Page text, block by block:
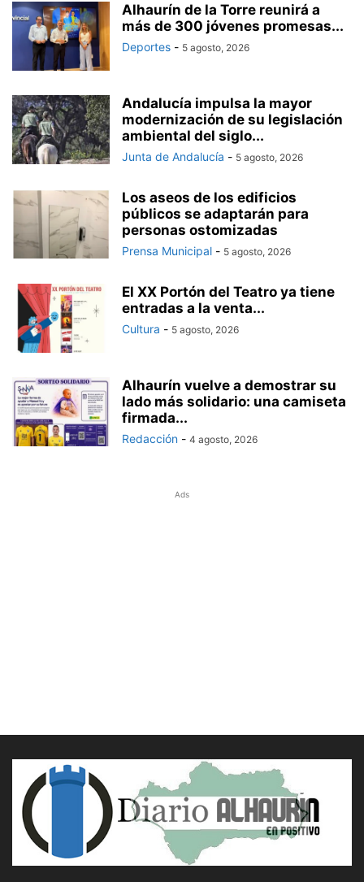
Alhaurín de la Torre reunirá a
más de 300 jóvenes promesas...
Deportes - 5 agosto, 2026
Andalucía impulsa la mayor
modernización de su legislación
ambiental del siglo...
Junta de Andalucía - 5 agosto, 2026
Los aseos de los edificios
públicos se adaptarán para
personas ostomizadas
Prensa Municipal - 5 agosto, 2026
El XX Portón del Teatro ya tiene
entradas a la venta...
Cultura - 5 agosto, 2026
Alhaurín vuelve a demostrar su
lado más solidario: una camiseta
firmada...
Redacción - 4 agosto, 2026
Ads